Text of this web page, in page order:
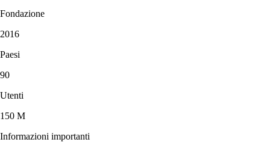
Fondazione
2016
Paesi
90
Utenti
150 M
Informazioni importanti